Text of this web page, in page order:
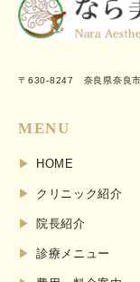
〒630-8247 奈良県奈良
MENU
HOME
クリニック紹介
院長紹介
診療メニュー